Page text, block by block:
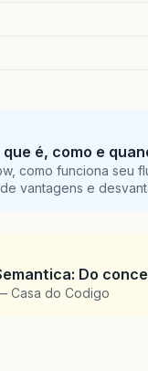
é, como e
como funciona seu
vantagens e
Do
Casa do Codigo